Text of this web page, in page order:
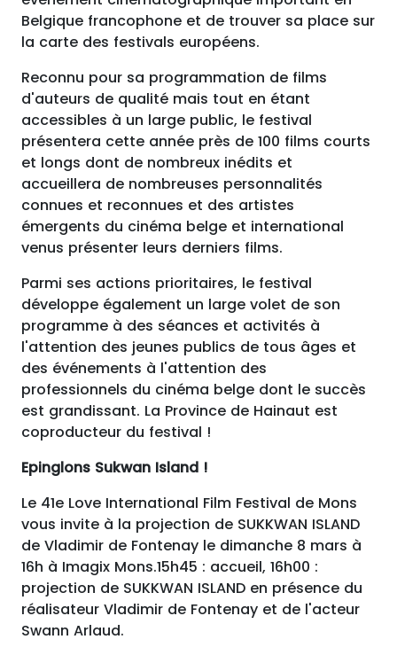
Belgique francophone et de trouver sa place sur
la carte des festivals européens.
Reconnu pour sa programmation de films
d'auteurs de qualité mais tout en étant
accessibles à un large public, le festival
présentera cette année près de 100 films courts
et longs dont de nombreux inédits et
accueillera de nombreuses personnalités
connues et reconnues et des artistes
émergents du cinéma belge et international
venus présenter leurs derniers films.
Parmi ses actions prioritaires, le festival
développe également un large volet de son
programme à des séances et activités à
l'attention des jeunes publics de tous âges et
des événements à l'attention des
professionnels du cinéma belge dont le succès
est grandissant. La Province de Hainaut est
coproducteur du festival !
Epinglons Sukwan Island !
Le 41e Love International Film Festival de Mons
vous invite à la projection de SUKKWAN ISLAND
de Vladimir de Fontenay le dimanche 8 mars à
16h à Imagix Mons.15h45 : accueil, 16h00 :
projection de SUKKWAN ISLAND en présence du
réalisateur Vladimir de Fontenay et de l'acteur
Swann Arlaud.